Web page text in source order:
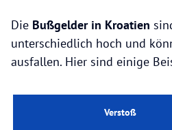
Die Bußgelder in Kroatien
unterschiedlich hoch und
ausfallen. Hier sind einige
Verstoß